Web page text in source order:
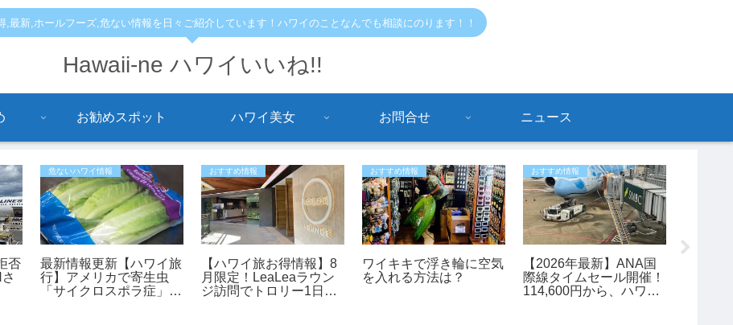
,最新,ホールフーズ,危ない情報を日々ご紹介しています！ハワイのことなんでも相談にのります！！
Hawaii-ne ハワイいいね!!
お勧めスポット ハワイ美女 お問合せ ニュース
否
危ないハワイ情報
最新情報更新【ハワイ旅
行】アメリカで寄生虫
「サイクロスポラ症」が
おすすめ情報
【ハワイ旅お得情報】8
月限定！LeaLeaラウン
ジ訪問でトロリー1日乗
おすすめ情報
ワイキキで浮き輪に空気
を入れる方法は？
おすすめ情報
【2026年最新】ANA国
際線タイムセール開催！
114,600円から、ハワイ